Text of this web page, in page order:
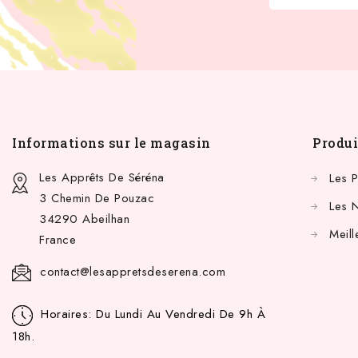
Informations sur le magasin
Les Apprêts De Séréna
3 Chemin De Pouzac
34290 Abeilhan
France
contact@lesappretsdeserena.com
Horaires: Du Lundi Au Vendredi De 9h À
18h.
Les
Les